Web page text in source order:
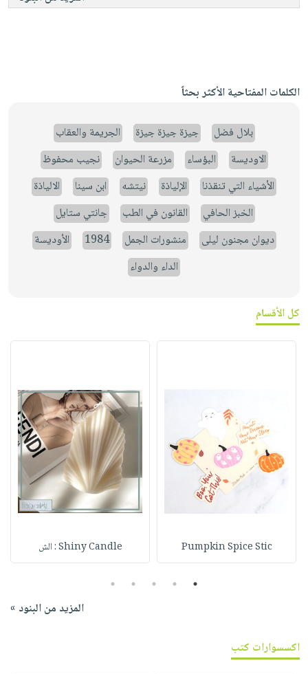
الكلمات المفتاحية الأكثر بحثاً
بلال فضل جيزة جيزة جيزة
الجريمة والعقاب
الاوديسة
البؤساء مزرعة الحيوان
نجيب محفوظ
الأشياء التي تنقذنا
الإلياذة نيتشه ابن سينا
الالياذة
الخبز الحافي
القانون في الطب
جانتي ستايل
ديوان مجنون ليلى
منشورات الجمل 1984
الأوديسة
الداء والدواء
كل الأقسام
Pumpkin Spice Stic Shiny Candle : الش
1
2
3
4
5
المزيد من البنود »
اكسسوارات كتب